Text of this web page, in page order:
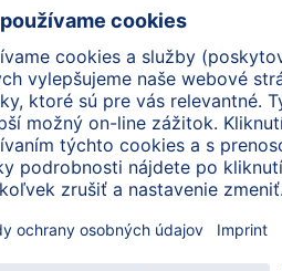
prirodzene sa
s nízkou kyslosťou pre
konzervačných látok a
podľa zákona.